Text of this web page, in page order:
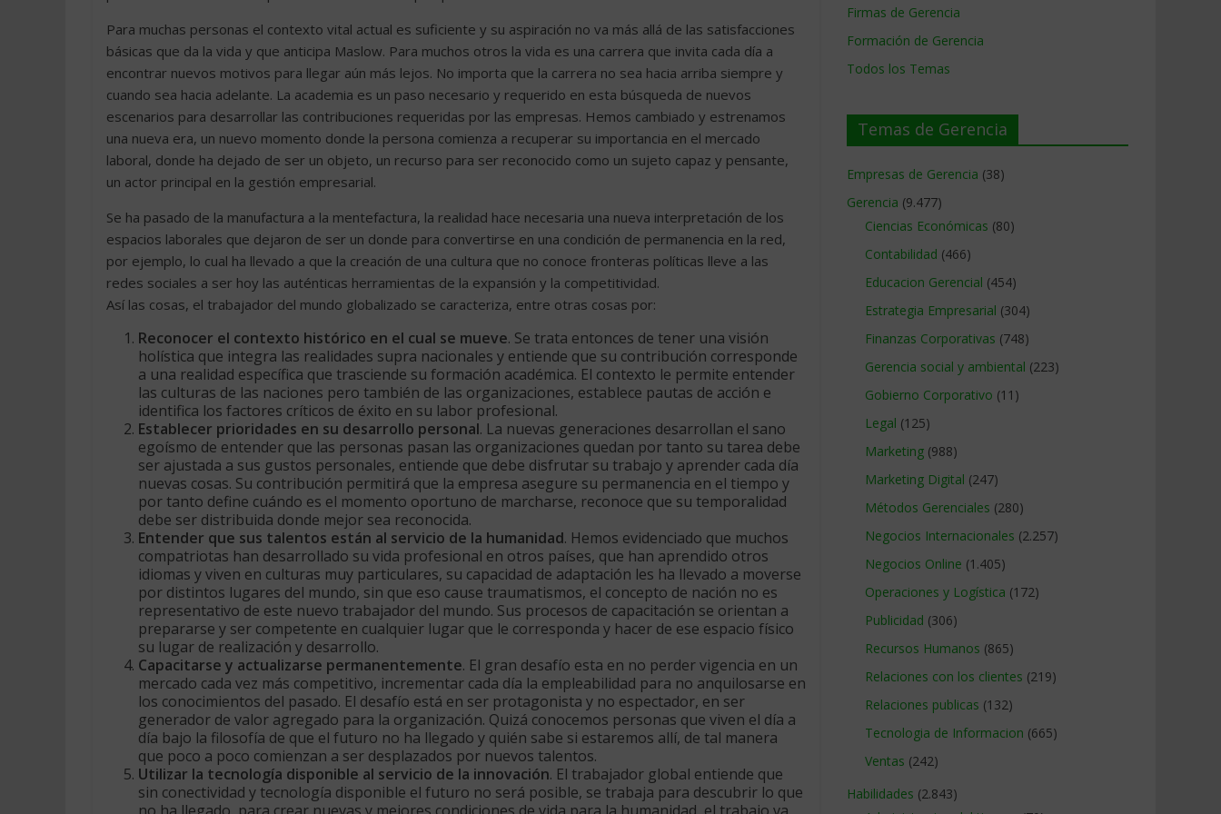
Para muchas personas el contexto vital actual es suficiente y su aspiración no va más allá de las satisfacciones
básicas que da la vida y que anticipa Maslow. Para muchos otros la vida es una carrera que invita cada día a
encontrar nuevos motivos para llegar aún más lejos. No importa que la carrera no sea hacia arriba siempre y
cuando sea hacia adelante. La academia es un paso necesario y requerido en esta búsqueda de nuevos
escenarios para desarrollar las contribuciones requeridas por las empresas. Hemos cambiado y estrenamos
una nueva era, un nuevo momento donde la persona comienza a recuperar su importancia en el mercado
laboral, donde ha dejado de ser un objeto, un recurso para ser reconocido como un sujeto capaz y pensante,
un actor principal en la gestión empresarial.
Se ha pasado de la manufactura a la mentefactura, la realidad hace necesaria una nueva interpretación de los
espacios laborales que dejaron de ser un donde para convertirse en una condición de permanencia en la red,
por ejemplo, lo cual ha llevado a que la creación de una cultura que no conoce fronteras políticas lleve a las
redes sociales a ser hoy las auténticas herramientas de la expansión y la competitividad.
Así las cosas, el trabajador del mundo globalizado se caracteriza, entre otras cosas por:
Reconocer el contexto histórico en el cual se mueve. Se trata entonces de tener una visión
holística que integra las realidades supra nacionales y entiende que su contribución corresponde
a una realidad específica que trasciende su formación académica. El contexto le permite entender
las culturas de las naciones pero también de las organizaciones, establece pautas de acción e
identifica los factores críticos de éxito en su labor profesional.
Establecer prioridades en su desarrollo personal. La nuevas generaciones desarrollan el sano
egoísmo de entender que las personas pasan las organizaciones quedan por tanto su tarea debe
ser ajustada a sus gustos personales, entiende que debe disfrutar su trabajo y aprender cada día
nuevas cosas. Su contribución permitirá que la empresa asegure su permanencia en el tiempo y
por tanto define cuándo es el momento oportuno de marcharse, reconoce que su temporalidad
debe ser distribuida donde mejor sea reconocida.
Entender que sus talentos están al servicio de la humanidad. Hemos evidenciado que muchos
compatriotas han desarrollado su vida profesional en otros países, que han aprendido otros
idiomas y viven en culturas muy particulares, su capacidad de adaptación les ha llevado a moverse
por distintos lugares del mundo, sin que eso cause traumatismos, el concepto de nación no es
representativo de este nuevo trabajador del mundo. Sus procesos de capacitación se orientan a
prepararse y ser competente en cualquier lugar que le corresponda y hacer de ese espacio físico
su lugar de realización y desarrollo.
Capacitarse y actualizarse permanentemente. El gran desafío esta en no perder vigencia en un
mercado cada vez más competitivo, incrementar cada día la empleabilidad para no anquilosarse en
los conocimientos del pasado. El desafío está en ser protagonista y no espectador, en ser
generador de valor agregado para la organización. Quizá conocemos personas que viven el día a
día bajo la filosofía de que el futuro no ha llegado y quién sabe si estaremos allí, de tal manera
que poco a poco comienzan a ser desplazados por nuevos talentos.
Utilizar la tecnología disponible al servicio de la innovación. El trabajador global entiende que
sin conectividad y tecnología disponible el futuro no será posible, se trabaja para descubrir lo que
Firmas de Gerencia
Formación de Gerencia
Todos los Temas
Temas de Gerencia
Empresas de Gerencia (38)
Gerencia (9.477)
Ciencias Económicas (80)
Contabilidad (466)
Educacion Gerencial (454)
Estrategia Empresarial (304)
Finanzas Corporativas (748)
Gerencia social y ambiental (223)
Gobierno Corporativo (11)
Legal (125)
Marketing (988)
Marketing Digital (247)
Métodos Gerenciales (280)
Negocios Internacionales (2.257)
Negocios Online (1.405)
Operaciones y Logística (172)
Publicidad (306)
Recursos Humanos (865)
Relaciones con los clientes (219)
Relaciones publicas (132)
Tecnologia de Informacion (665)
Ventas (242)
Habilidades (2.843)